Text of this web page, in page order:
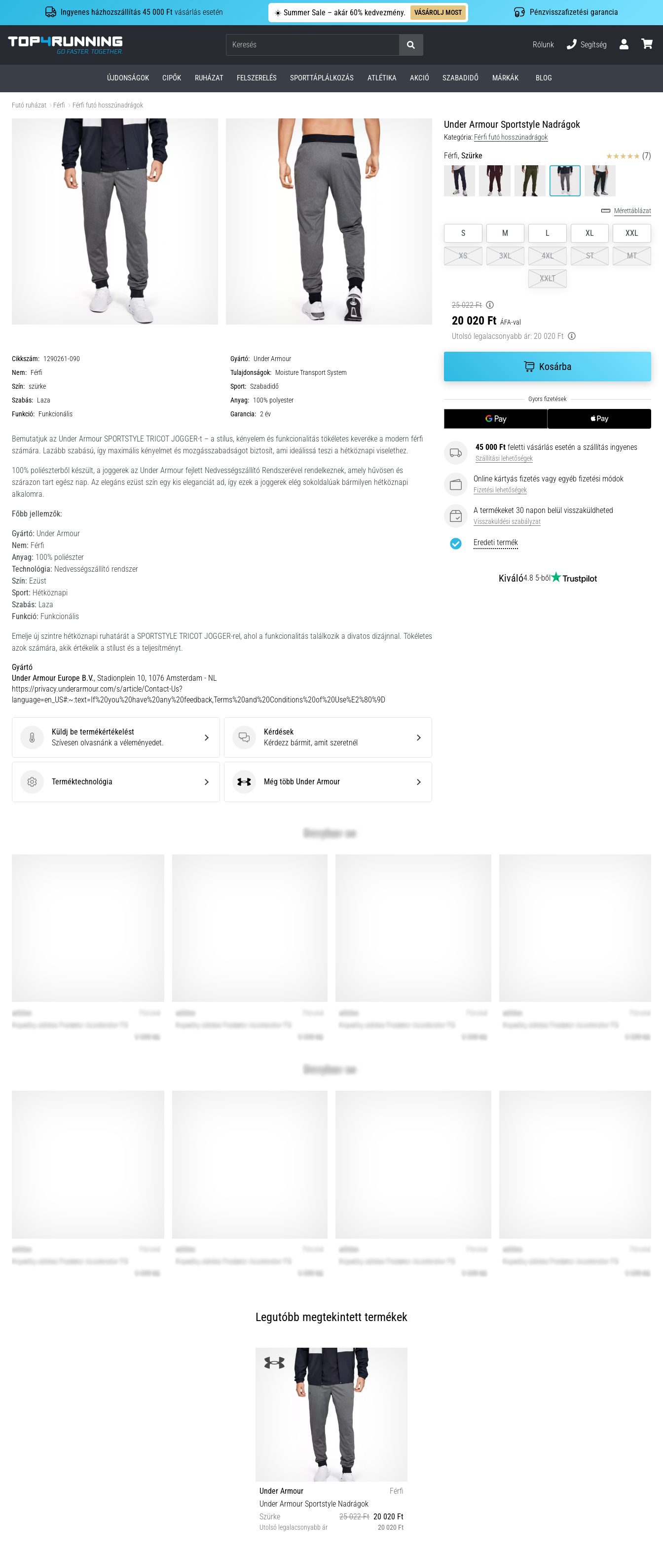
Ingyenes házhozszállítás 45 000 Ft vásárlás esetén ☀️ Summer Sale – akár 60% kedvezmény. VÁSÁROLJ MOST Pénzvisszafizetési garancia
Top4Running.hu
Keresés
Rólunk
Segítség
ÚJDONSÁGOK CIPŐK RUHÁZAT FELSZERELÉS SPORTTÁPLÁLKOZÁS ATLÉTIKA AKCIÓ SZABADIDŐ MÁRKÁK BLOG
Futó ruházat Férfi Férfi futó hosszúnadrágok
Under Armour Sportstyle Nadrágok
Kategória: Férfi futó hosszúnadrágok
Férfi, Szürke Értékelés (7)
Mérettáblázat
S M L XL XXL
XS 3XL 4XL ST MT
XXLT
25 022 Ft
20 020 Ft ÁFA-val
Utolsó legalacsonyabb ár: 20 020 Ft
Kosárba
45 000 Ft feletti vásárlás esetén a szállítás ingyenes
Szállítási lehetőségek
Online kártyás fizetés vagy egyéb fizetési módok
Fizetési lehetőségek
A termékeket 30 napon belül visszaküldheted
Visszaküldési szabályzat
Eredeti termék
Kiváló4.8 5-ből
Cikkszám: 1290261-090 Gyártó: Under Armour
Nem: Férfi Tulajdonságok: Moisture Transport System
Szín: szürke Sport: Szabadidő
Szabás: Laza Anyag: 100% polyester
Funkció: Funkcionális Garancia: 2 év
Bemutatjuk az Under Armour SPORTSTYLE TRICOT JOGGER-t – a stílus, kényelem és funkcionalitás tökéletes keveréke a modern férfi
számára. Lazább szabású, így maximális kényelmet és mozgásszabadságot biztosít, ami ideálissá teszi a hétköznapi viselethez.
100% poliészterből készült, a joggerek az Under Armour fejlett Nedvességszállító Rendszerével rendelkeznek, amely hűvösen és
szárazon tart egész nap. Az elegáns ezüst szín egy kis eleganciát ad, így ezek a joggerek elég sokoldalúak bármilyen hétköznapi
alkalomra.
Főbb jellemzők:
Gyártó: Under Armour
Nem: Férfi
Anyag: 100% poliészter
Technológia: Nedvességszállító rendszer
Szín: Ezüst
Sport: Hétköznapi
Szabás: Laza
Funkció: Funkcionális
Emelje új szintre hétköznapi ruhatárát a SPORTSTYLE TRICOT JOGGER-rel, ahol a funkcionalitás találkozik a divatos dizájnnal. Tökéletes
azok számára, akik értékelik a stílust és a teljesítményt.
Gyártó
Under Armour Europe B.V., Stadionplein 10, 1076 Amsterdam - NL
https://privacy.underarmour.com/s/article/Contact-Us?
language=en_US#:~:text=If%20you%20have%20any%20feedback,Terms%20and%20Conditions%20of%20Use%E2%80%9D
Küldj be termékértékelést
Küldj be termékértékelést
Szívesen olvasnánk a véleményedet.
Kérdések
Kérdések
Kérdezz bármit, amit szeretnél
Terméktechnológia
Terméktechnológia Under ArmourMég több Under Armour
Legutóbb megtekintett termékek
Under Armour
Férfi
Under Armour Sportstyle Nadrágok
Szürke
25 022 Ft 20 020 Ft
Utolsó legalacsonyabb ár 20 020 Ft